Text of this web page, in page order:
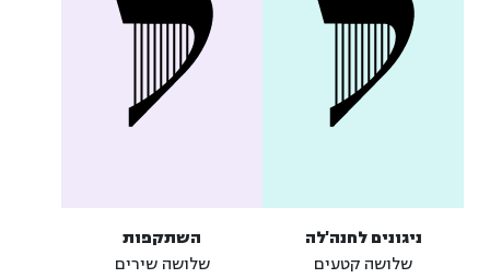
ניגונים לחנה'לה
שלושה קטעים
השתקפות
שלושה שירים